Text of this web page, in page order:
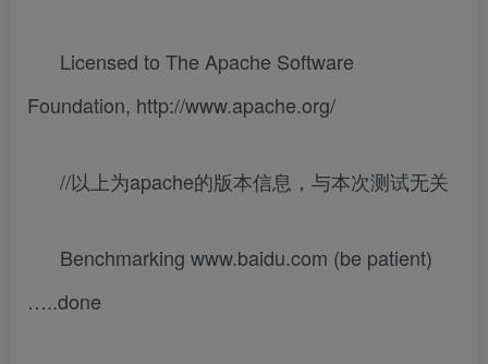
Licensed to The Apache Software
Foundation, http://www.apache.org/
//以上为apache的版本信息，与本次测试无关
Benchmarking www.baidu.com (be patient)
…..done